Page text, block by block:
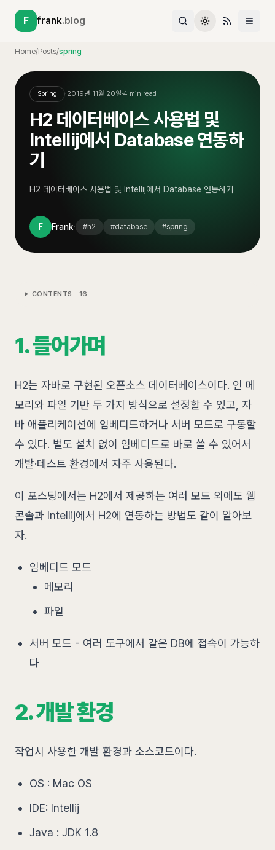
F frank.blog
Home/Posts/spring
Spring ·2019년 11월 20일·4 min read
H2 데이터베이스 사용법 및
Intellij에서 Database 연동하
기
H2 데이터베이스 사용법 및 Intellij에서 Database 연동하기
F Frank· #h2 #database #spring
CONTENTS · 16
1. 들어가며
H2는 자바로 구현된 오픈소스 데이터베이스이다. 인 메
모리와 파일 기반 두 가지 방식으로 설정할 수 있고, 자
바 애플리케이션에 임베디드하거나 서버 모드로 구동할
수 있다. 별도 설치 없이 임베디드로 바로 쓸 수 있어서
개발·테스트 환경에서 자주 사용된다.
이 포스팅에서는 H2에서 제공하는 여러 모드 외에도 웹
콘솔과 Intellij에서 H2에 연동하는 방법도 같이 알아보
자.
임베디드 모드
메모리
파일
서버 모드 - 여러 도구에서 같은 DB에 접속이 가능하
다
2. 개발 환경
작업시 사용한 개발 환경과 소스코드이다.
OS : Mac OS
IDE: Intellij
Java : JDK 1.8